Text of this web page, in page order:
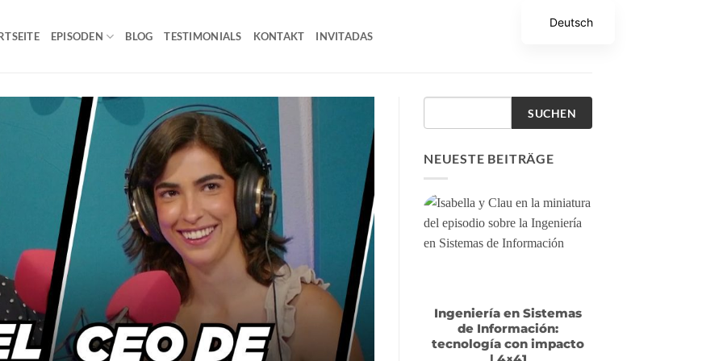
EPISODEN BLOG TESTIMONIALS KONTAKT INVITADAS
SUCHEN
NEUESTE BEITRÄGE
Ingeniería en Sistemas
de Información:
tecnología con impacto
Deutsch